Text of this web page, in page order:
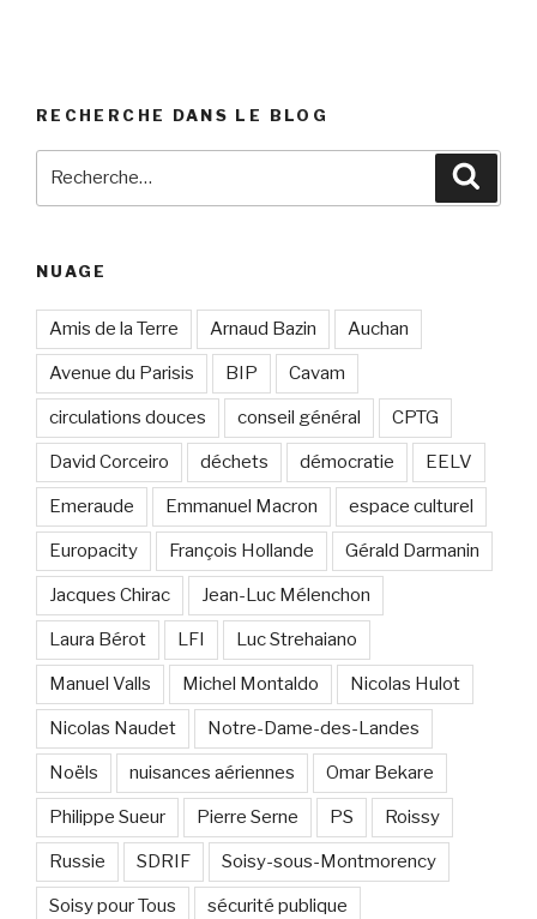
RECHERCHE DANS LE BLOG
NUAGE
Amis de la Terre Arnaud Bazin Auchan
Avenue du Parisis BIP Cavam
circulations douces conseil général CPTG
David Corceiro déchets démocratie EELV
Emeraude Emmanuel Macron espace culturel
Europacity François Hollande Gérald Darmanin
Jacques Chirac Jean-Luc Mélenchon
Laura Bérot LFI Luc Strehaiano
Manuel Valls Michel Montaldo Nicolas Hulot
Nicolas Naudet Notre-Dame-des-Landes
Noëls nuisances aériennes Omar Bekare
Philippe Sueur Pierre Serne PS Roissy
Russie SDRIF Soisy-sous-Montmorency
Soisy pour Tous sécurité publique